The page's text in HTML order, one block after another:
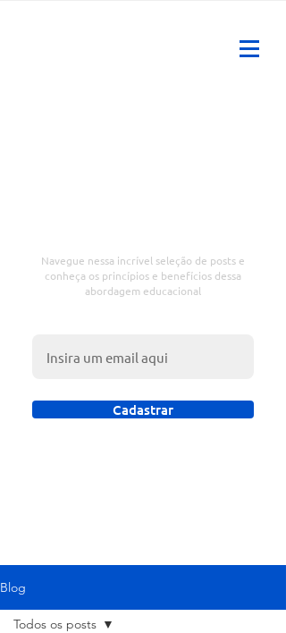
Navegue nessa incrível seleção de posts e
conheça os princípios e benefícios dessa
abordagem educacional
Cadastrar
Blog
Todos os posts